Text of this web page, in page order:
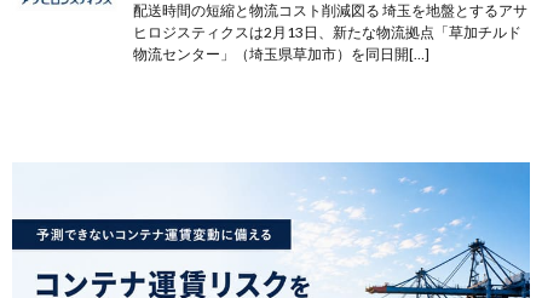
配送時間の短縮と物流コスト削減図る 埼玉を地盤とするアサ
ヒロジスティクスは2月13日、新たな物流拠点「草加チルド
物流センター」（埼玉県草加市）を同日開[…]